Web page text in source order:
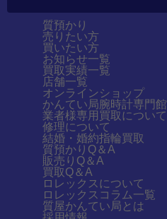
質預かり
売りたい方
買いたい方
お知らせ一覧
買取実績一覧
店舗一覧
オンラインショップ
かんてい局腕時計専門館
業者様専用買取について
修理について
結婚・婚約指輪買取
質預かりQ＆A
販売りQ＆A
買取Q＆A
ロレックスについて
ロレックスコラム一覧
質屋かんてい局とは